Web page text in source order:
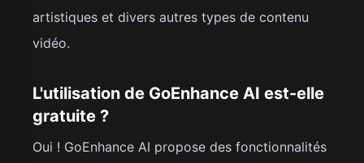
artistiques et divers autres types de contenu
vidéo.
L'utilisation de GoEnhance AI est-elle
gratuite ?
Oui ! GoEnhance AI propose des fonctionnalités